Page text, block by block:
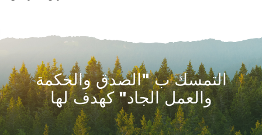
التمسك ب "الصدق والحكمة
والعمل الجاد" كهدف لها